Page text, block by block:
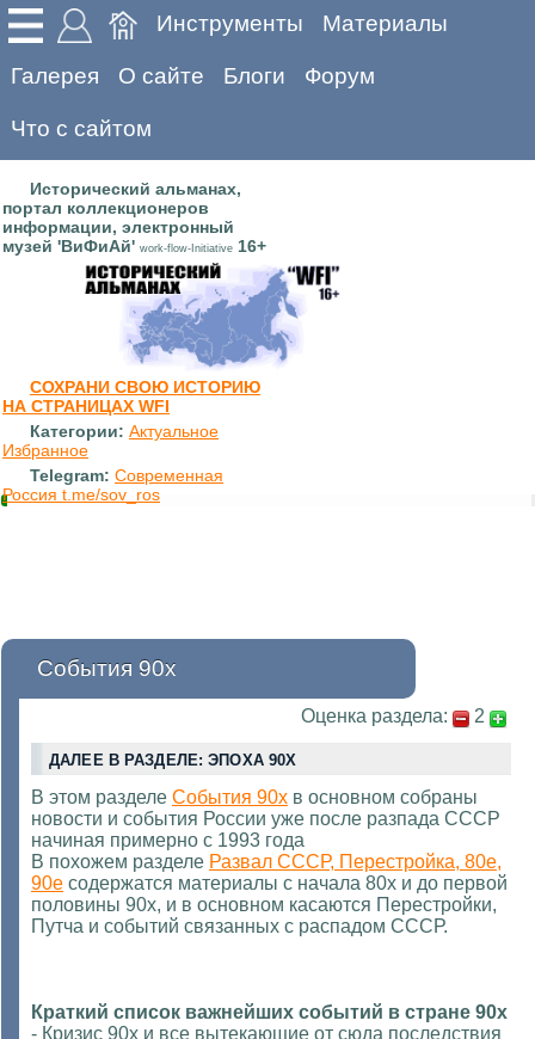
Инструменты Материалы
Галерея О сайте Блоги Форум
Что с сайтом
Исторический альманах,
портал коллекционеров
информации, электронный
музей 'ВиФиАй' work-flow-Initiative 16+
СОХРАНИ СВОЮ ИСТОРИЮ
НА СТРАНИЦАХ WFI
Категории: Актуальное
Избранное
Telegram: Современная
Россия t.me/sov_ros
События 90х
Оценка раздела: 2
ДАЛЕЕ В РАЗДЕЛЕ: ЭПОХА 90Х
В этом разделе События 90х в основном собраны
новости и события России уже после разпада СССР
начиная примерно с 1993 года
В похожем разделе Развал СССР, Перестройка, 80е,
90е содержатся материалы с начала 80х и до первой
половины 90х, и в основном касаются Перестройки,
Путча и событий связанных с распадом СССР.
Краткий список важнейших событий в стране 90х
- Кризис 90х и все вытекающие от сюда последствия